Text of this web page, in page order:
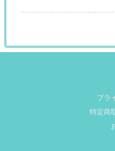
プラ
特定商